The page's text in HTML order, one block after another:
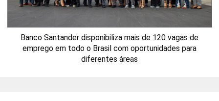
Banco Santander disponibiliza mais de 120 vagas de
emprego em todo o Brasil com oportunidades para
diferentes áreas